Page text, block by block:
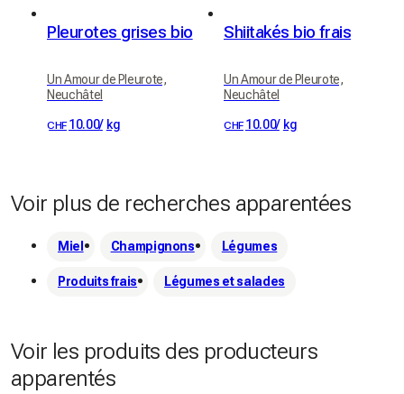
Pleurotes grises bio
Un Amour de Pleurote,
Neuchâtel
CHF 10.00/ kg
Shiitakés bio frais
Un Amour de Pleurote,
Neuchâtel
CHF 10.00/ kg
Voir plus de recherches apparentées
Miel Champignons Légumes
Produits frais Légumes et salades
Voir les produits des producteurs
apparentés